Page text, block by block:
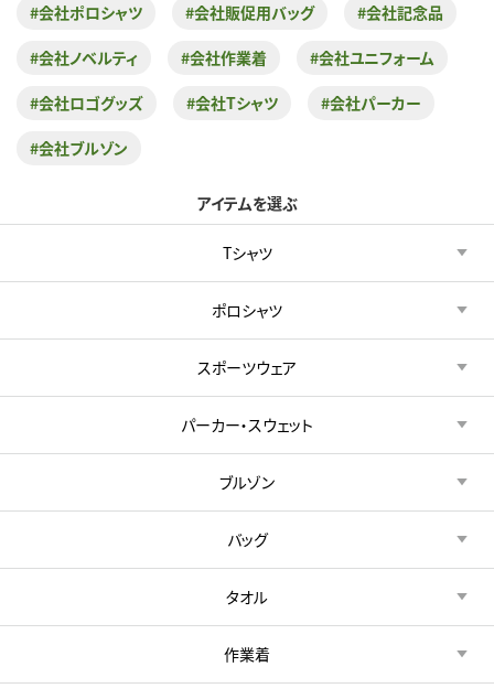
#会社ポロシャツ #会社販促用バッグ #会社記念品
#会社ノベルティ #会社作業着 #会社ユニフォーム
#会社ロゴグッズ #会社Tシャツ #会社パーカー
#会社ブルゾン
アイテムを選ぶ
Tシャツ
ポロシャツ
スポーツウェア
パーカー・スウェット
ブルゾン
バッグ
タオル
作業着